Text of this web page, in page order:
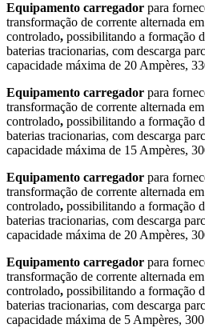
Equipamento carregador para
transformação de corrente alternada
controlado, possibilitando a formação
baterias tracionarias, com descarga
capacidade máxima de 20 Ampères,
Equipamento carregador para
transformação de corrente alternada
controlado, possibilitando a formação
baterias tracionarias, com descarga
capacidade máxima de 15 Ampères,
Equipamento carregador para
transformação de corrente alternada
controlado, possibilitando a formação
baterias tracionarias, com descarga
capacidade máxima de 20 Ampères,
Equipamento carregador para
transformação de corrente alternada
controlado, possibilitando a formação
baterias tracionarias, com descarga
capacidade máxima de 5 Ampères,